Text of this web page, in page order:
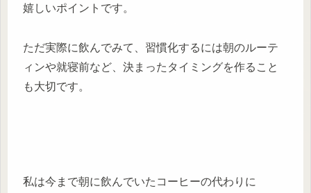
嬉しいポイントです。
ただ実際に飲んでみて、習慣化するには朝のルーテ
ィンや就寝前など、決まったタイミングを作ること
も大切です。
私は今まで朝に飲んでいたコーヒーの代わりに